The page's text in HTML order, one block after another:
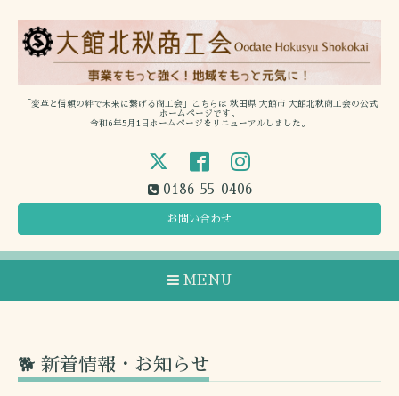
「変革と信頼の絆で未来に繋げる商工会」こちらは 秋田県 大館市 大館北秋商工会の公式
ホームページです。
令和6年5月1日ホームページをリニューアルしました。
0186-55-0406
お問い合わせ
MENU
🐕 新着情報・お知らせ